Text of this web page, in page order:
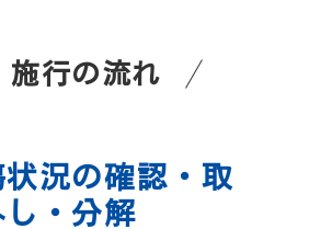
施行の流れ
状況の確認・取
し・分解